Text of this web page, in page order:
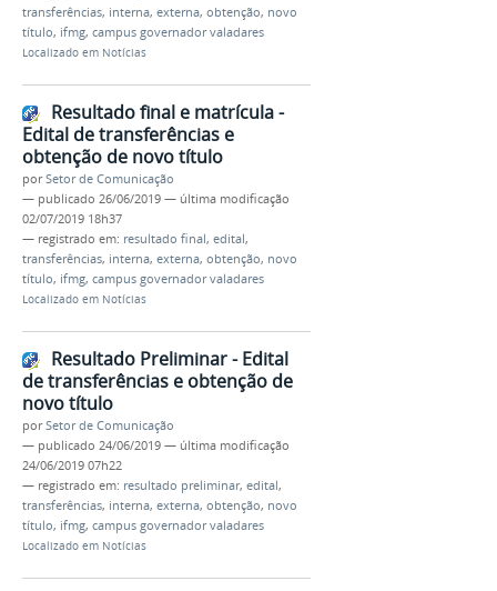
transferências, interna, externa, obtenção, novo
título, ifmg, campus governador valadares
Localizado em Notícias
Resultado final e matrícula -
Edital de transferências e
obtenção de novo título
porSetor de Comunicação
— publicado 26/06/2019 — última modificação
02/07/2019 18h37
— registrado em: resultado final, edital,
transferências, interna, externa, obtenção, novo
título, ifmg, campus governador valadares
Localizado em Notícias
Resultado Preliminar - Edital
de transferências e obtenção de
novo título
porSetor de Comunicação
— publicado 24/06/2019 — última modificação
24/06/2019 07h22
— registrado em: resultado preliminar, edital,
transferências, interna, externa, obtenção, novo
título, ifmg, campus governador valadares
Localizado em Notícias